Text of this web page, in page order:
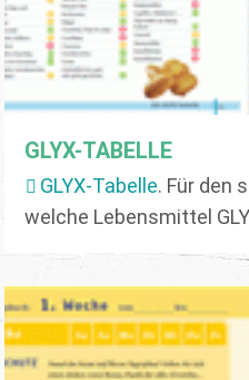
GLYX-TABELLE
GLYX-Tabelle. Für den
welche Lebensmittel